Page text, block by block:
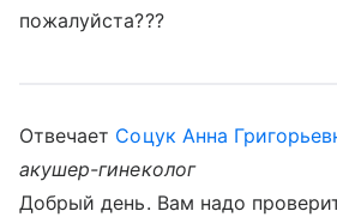
пожалуйста???
Отвечает Соцук Анна
акушер-гинеколог
Добрый день. Вам надо